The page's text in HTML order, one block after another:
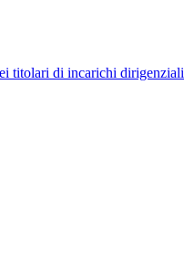
titolari di incarichi dirigenziali